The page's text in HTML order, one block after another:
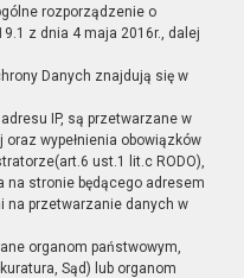
rozporządzenie o
z dnia 4 maja 2016r., dalej
Danych znajdują się w
IP, są przetwarzane w
wypełnienia obowiązków
ust.1 lit.c RODO),
na stronie będącego adresem
na przetwarzanie danych w
organom państwowym,
Sąd) lub organom